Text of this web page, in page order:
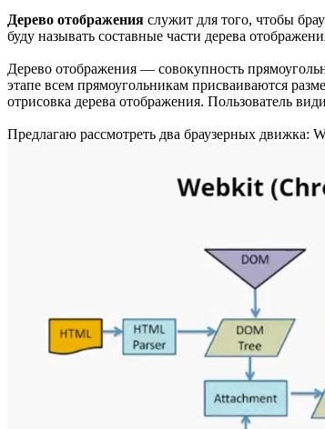
Дерево отображения служит для того, чтобы
буду называть составные части дерева
Дерево отображения — совокупность
этапе всем прямоугольникам присваиваются
отрисовка дерева отображения. Пользователь
Предлагаю рассмотреть два браузерных движка: